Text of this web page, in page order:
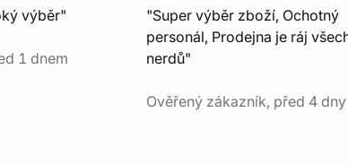
výběr"
1 dnem
"Super výběr zboží, Ochotný
personál, Prodejna je ráj
nerdů"
Ověřený zákazník, před 4 dny